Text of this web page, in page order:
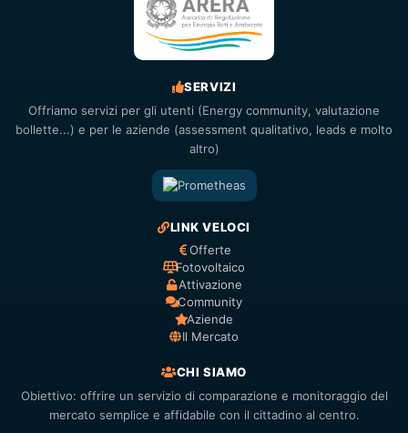
SERVIZI
Offriamo servizi per gli utenti (Energy community, valutazione
bollette...) e per le aziende (assessment qualitativo, leads e molto
altro)
LINK VELOCI
Offerte
Fotovoltaico
Attivazione
Community
Aziende
Il Mercato
CHI SIAMO
Obiettivo: offrire un servizio di comparazione e monitoraggio del
mercato semplice e affidabile con il cittadino al centro.